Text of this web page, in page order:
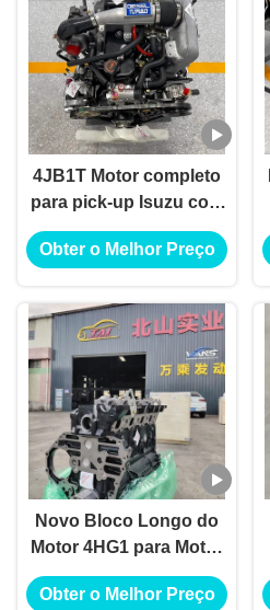
4JB1T Motor completo
para pick-up Isuzu com
desempenho estável e
fácil instalação
Obter o Melhor Preço
Novo Bloco Longo do
Motor 4HG1 para Motor
Diesel Isuzu 4HG1
Obter o Melhor Preço